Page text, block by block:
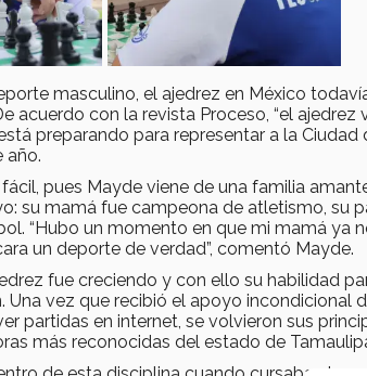
masculino, el ajedrez en México
acuerdo con la revista Proceso, “el
preparando para representar a la
año.
pues Mayde viene de una familia
su mamá fue campeona de atletismo, su
“Hubo un momento en que mi mamá ya
un deporte de verdad”, comentó Mayde.
fue creciendo y con ello su habilidad
Una vez que recibió el apoyo incondicional
partidas en internet, se volvieron sus
más reconocidas del estado de